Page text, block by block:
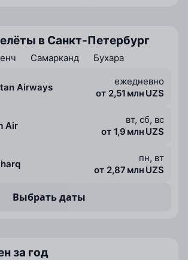
в Санкт-Петербург
Самарканд Бухара
Airways
ежедневно
от 2,51 млн UZS
Air
вт, сб, вс
от 1,9 млн UZS
пн, вт
от 2,87 млн UZS
Выбрать даты
за год